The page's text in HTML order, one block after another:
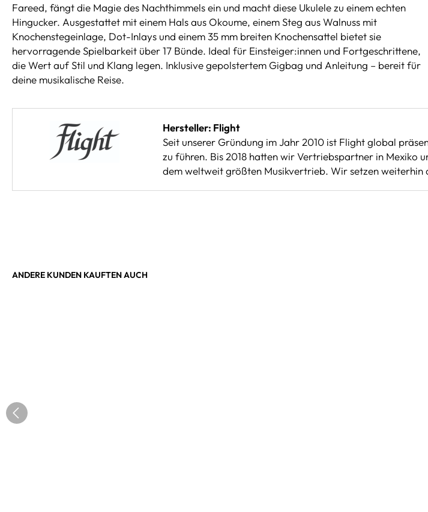
Fareed, fängt die Magie des Nachthimmels ein und macht diese Ukulele zu einem echten
Hingucker. Ausgestattet mit einem Hals aus Okoume, einem Steg aus Walnuss mit
Knochenstegeinlage, Dot-Inlays und einem 35 mm breiten Knochensattel bietet sie
hervorragende Spielbarkeit über 17 Bünde. Ideal für Einsteiger:innen und Fortgeschrittene,
die Wert auf Stil und Klang legen. Inklusive gepolstertem Gigbag und Anleitung – bereit für
deine musikalische Reise.
Hersteller: Flight
Seit unserer Gründung im Jahr 2010 ist Flight global
zu führen. Bis 2018 hatten wir Vertriebspartner in Mexiko
dem weltweit größten Musikvertrieb. Wir setzen weiterhin
ANDERE KUNDEN KAUFTEN AUCH